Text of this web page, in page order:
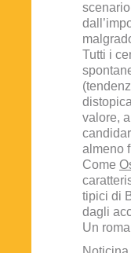
Tutti i
valore,
almeno
Come
tipici di
dagli
Un